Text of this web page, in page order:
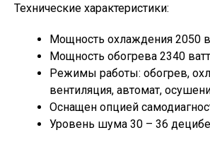
Технические характеристики:
Мощность охлаждения 2050
Мощность обогрева 2340
Режимы работы: обогрев,
вентиляция, автомат,
Оснащен опцией
Уровень шума 30 – 36